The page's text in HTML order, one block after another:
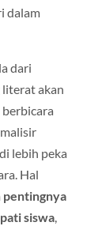
dalam
dari
literat akan
lebih peka
Hal
pentingnya
siswa,